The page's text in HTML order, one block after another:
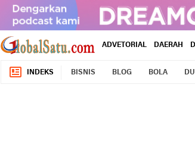
ADVETORIAL DAERAH
INDEKS BISNIS BLOG BOLA